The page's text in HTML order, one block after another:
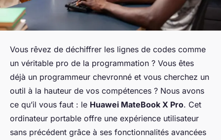
Vous rêvez de déchiffrer les lignes de codes comme
un véritable pro de la programmation ? Vous êtes
déjà un programmeur chevronné et vous cherchez un
outil à la hauteur de vos compétences ? Nous avons
ce qu’il vous faut : le Huawei MateBook X Pro. Cet
ordinateur portable offre une expérience utilisateur
sans précédent grâce à ses fonctionnalités avancées